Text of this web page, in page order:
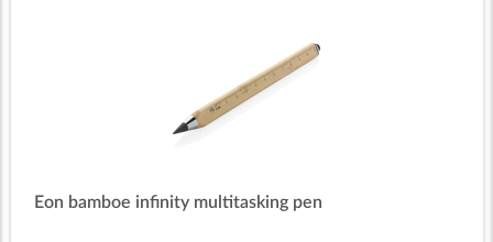
Eon bamboe infinity multitasking pen